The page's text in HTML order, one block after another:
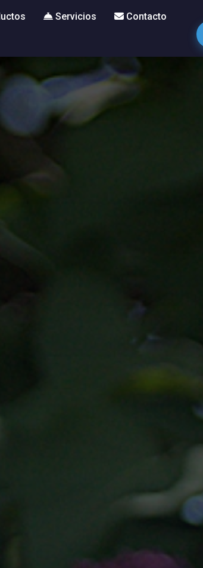
Servicios
Contacto